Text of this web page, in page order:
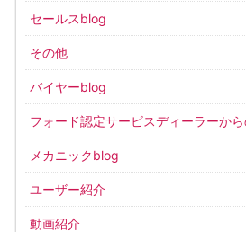
セールスblog
その他
バイヤーblog
フォード認定サービスディーラーか
メカニックblog
ユーザー紹介
動画紹介